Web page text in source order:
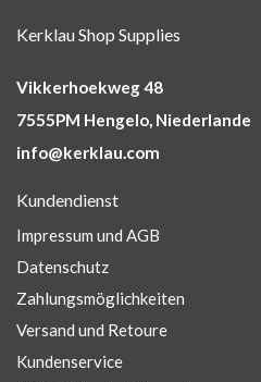
Kerklau Shop Supplies
Vikkerhoekweg 48
7555PM Hengelo, Niederlande
info@kerklau.com
Kundendienst
Impressum und AGB
Datenschutz
Zahlungsmöglichkeiten
Versand und Retoure
Kundenservice